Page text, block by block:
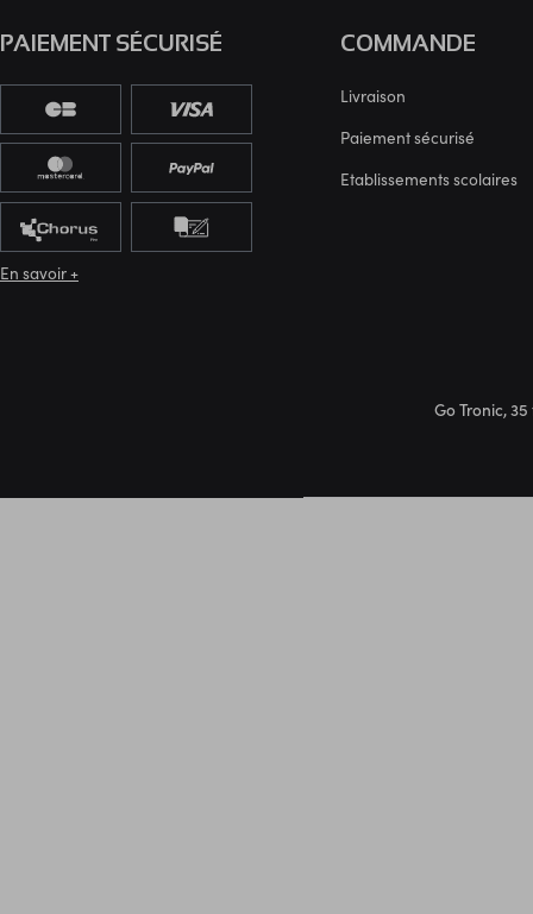
COMMANDE
Livraison
Paiement sécurisé
Etablissements scolaires
PAIEMENT SÉCURISÉ
En savoir +
Go Tronic,